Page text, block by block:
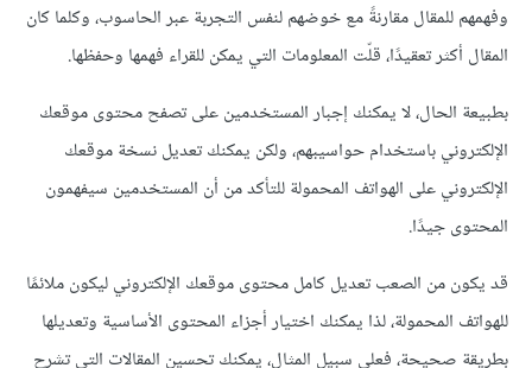
وفهمهم للمقال مقارنةً مع خوضهم لنفس التجربة عبر الحاسوب، وكلما كان
المقال أكثر تعقيدًا، قلّت المعلومات التي يمكن للقراء فهمها وحفظها.
بطبيعة الحال، لا يمكنك إجبار المستخدمين على تصفح محتوى موقعك
الإلكتروني باستخدام حواسيبهم، ولكن يمكنك تعديل نسخة موقعك
الإلكتروني على الهواتف المحمولة للتأكد من أن المستخدمين سيفهمون
المحتوى جيدًا.
قد يكون من الصعب تعديل كامل محتوى موقعك الإلكتروني ليكون ملائمًا
للهواتف المحمولة، لذا يمكنك اختيار أجزاء المحتوى الأساسية وتعديلها
بطريقة صحيحة، فعلى سبيل المثال، يمكنك تحسين المقالات التي تشرح